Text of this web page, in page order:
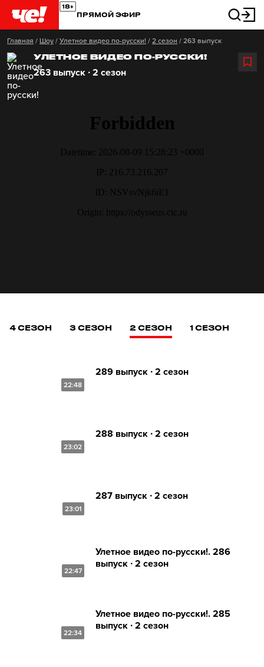
ПРЯМОЙ ЭФИР
Главная / Шоу / Улетное видео по-русски! / 2 сезон / 263 выпуск
УЛЕТНОЕ ВИДЕО ПО-РУССКИ!
263 выпуск ∙ 2 сезон
4 СЕЗОН 3 СЕЗОН 2 СЕЗОН 1 СЕЗОН
22:48
289 выпуск ∙ 2 сезон
23:02
288 выпуск ∙ 2 сезон
23:01
287 выпуск ∙ 2 сезон
22:47
Улетное видео по-русски!. 286
выпуск ∙ 2 сезон
22:34
Улетное видео по-русски!. 285
выпуск ∙ 2 сезон